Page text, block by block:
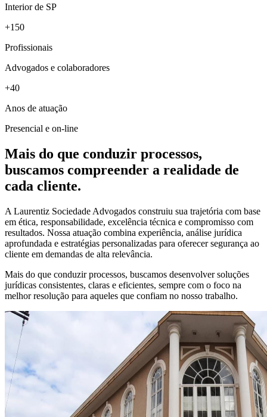
Interior de SP
+150
Profissionais
Advogados e colaboradores
+40
Anos de atuação
Presencial e on-line
Mais do que conduzir processos,
buscamos compreender a realidade de
cada cliente.
A Laurentiz Sociedade Advogados construiu sua trajetória com base
em ética, responsabilidade, excelência técnica e compromisso com
resultados. Nossa atuação combina experiência, análise jurídica
aprofundada e estratégias personalizadas para oferecer segurança ao
cliente em demandas de alta relevância.
Mais do que conduzir processos, buscamos desenvolver soluções
jurídicas consistentes, claras e eficientes, sempre com o foco na
melhor resolução para aqueles que confiam no nosso trabalho.